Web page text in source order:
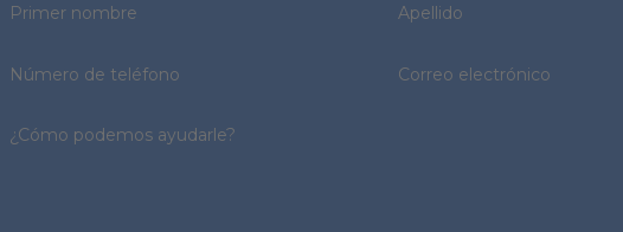
Primer nombre Apellido
Número de teléfono Correo electrónico
¿Cómo podemos ayudarle?